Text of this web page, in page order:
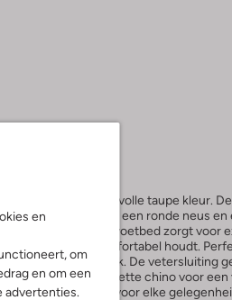
en
om
en om een
advertenties.
sneakers in een stijlvolle taupe kleur.
moeiteloos. Met een ronde neus en
Het uitneembare voetbed zorgt voor
textiel je voeten comfortabel houdt.
in het park. De vetersluiting
jeans of een nette chino voor een
stabiliteit, ideaal voor elke